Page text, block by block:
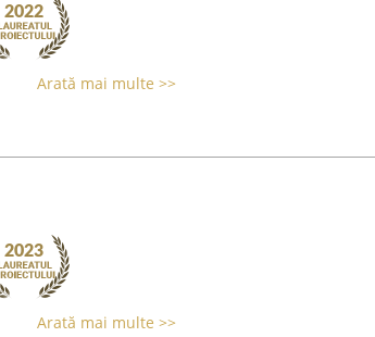
Arată mai multe >>
Arată mai multe >>